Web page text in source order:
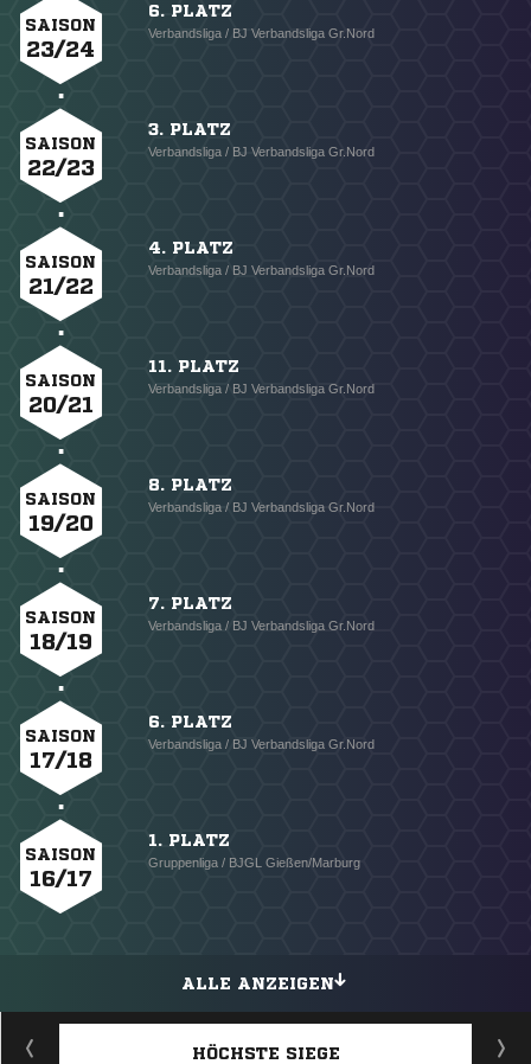
SAISON
23/24
6. PLATZ
Verbandsliga / BJ Verbandsliga Gr.Nord
SAISON
22/23
3. PLATZ
Verbandsliga / BJ Verbandsliga Gr.Nord
SAISON
21/22
4. PLATZ
Verbandsliga / BJ Verbandsliga Gr.Nord
SAISON
20/21
11. PLATZ
Verbandsliga / BJ Verbandsliga Gr.Nord
SAISON
19/20
8. PLATZ
Verbandsliga / BJ Verbandsliga Gr.Nord
SAISON
18/19
7. PLATZ
Verbandsliga / BJ Verbandsliga Gr.Nord
SAISON
17/18
6. PLATZ
Verbandsliga / BJ Verbandsliga Gr.Nord
SAISON
16/17
1. PLATZ
Gruppenliga / BJGL Gießen/Marburg
ALLE ANZEIGEN
HÖCHSTE SIEGE